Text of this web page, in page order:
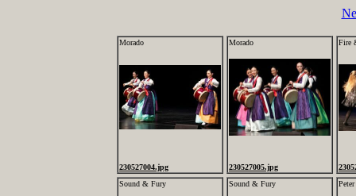
Morado
230527004.jpg
Morado
230527005.jpg
Fire
Sound & Fury
Sound & Fury Peter